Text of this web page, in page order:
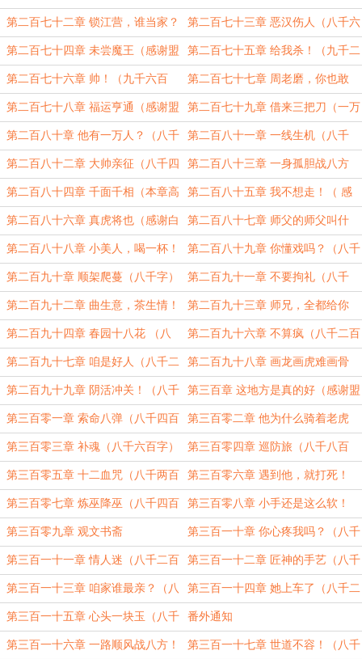
借！（九千字） 字）
第二百七十二章 锁江营，谁当家？
（八千六百字）
第二百七十三章 恶汉伤人（八千六
百字）
第二百七十四章 未尝魔王（感谢盟
主十一男80）
第二百七十五章 给我杀！（九千二
百字）
第二百七十六章 帅！（九千六百
字）
第二百七十七章 周老磨，你也敢
来？（八千字）
第二百七十八章 福运亨通（感谢盟
主雪柳）
第二百七十九章 借来三把刀（一万
字）
第二百八十章 他有一万人？（八千
一百字）
第二百八十一章 一线生机（八千
字，求月票）
第二百八十二章 大帅亲征（八千四
百字）
第二百八十三章 一身孤胆战八方
（感谢盟主CYBER）
第二百八十四章 千面千相（本章高
能求月票）
第二百八十五章 我不想走！（ 感
谢白银盟风刺屠神的两个盟主，万分
感谢）
第二百八十六章 真虎将也（感谢白
银盟风刺屠神的盟主，感谢盟主冰冰
的云）
第二百八十七章 师父的师父叫什
么？（八千二百字）
第二百八十八章 小美人，喝一杯！
（八千四百字）
第二百八十九章 你懂戏吗？（八千
三百字）
第二百九十章 顺架爬蔓（八千字） 第二百九十一章 不要拘礼（八千
字）
第二百九十二章 曲生意，茶生情！
（九千二百字）
第二百九十三章 师兄，全都给你
（九千字）
第二百九十四章 春园十八花 （八
千二百字）
第二百九十六章 不算疯（八千二百
字）
第二百九十七章 咱是好人（八千二
百字）
第二百九十八章 画龙画虎难画骨
（八千三百字）
第二百九十九章 阴活冲关！（八千
四百字）
第三百章 这地方是真的好（感谢盟
主春易秋来）
第三百零一章 索命八弹（八千四百
字）
第三百零二章 他为什么骑着老虎
（八千二百字）
第三百零三章 补魂（八千六百字） 第三百零四章 巡防旅（八千八百
字）
第三百零五章 十二血咒（八千两百
字）
第三百零六章 遇到他，就打死！
（八千八百字）
第三百零七章 炼巫降巫（八千四百
字）
第三百零八章 小手还是这么软！
（八千二百字）
第三百零九章 观文书斋 第三百一十章 你心疼我吗？（八千
四百字）
第三百一十一章 情人迷（八千二百
字）
第三百一十二章 匠神的手艺（八千
六百字）
第三百一十三章 咱家谁最亲？（八
千二百字）
第三百一十四章 她上车了（八千二
百字）
第三百一十五章 心头一块玉（八千
二百字）
番外通知
第三百一十六章 一路顺风战八方！ 第三百一十七章 世道不容！（八千